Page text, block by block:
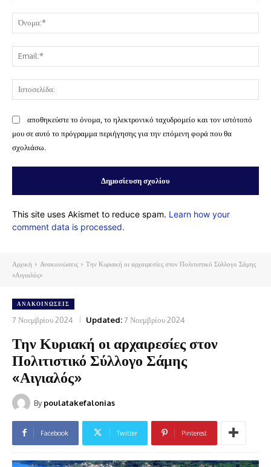
αποθηκεύστε το όνομα, το ηλεκτρονικό ταχυδρομείο και τον ιστότοπό
μου σε αυτό το πρόγραμμα περιήγησης για την επόμενη φορά που θα
σχολιάσω.
This site uses Akismet to reduce spam. Learn how your
comment data is processed.